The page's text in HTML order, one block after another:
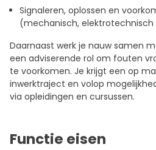
Signaleren, oplossen en
(mechanisch, elektrotechnisch
Daarnaast werk je nauw samen
een adviserende rol om fouten
te voorkomen. Je krijgt een op
inwerktraject en volop
via opleidingen en cursussen.
Functie eisen